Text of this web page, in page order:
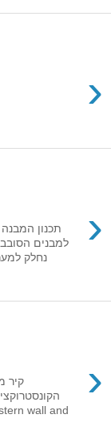
›
›
תכנון
למבנים
נחלק
›
קיר